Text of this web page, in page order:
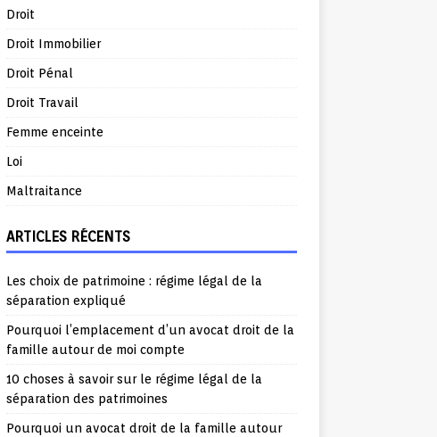
Droit
Droit Immobilier
Droit Pénal
Droit Travail
Femme enceinte
Loi
Maltraitance
ARTICLES RÉCENTS
Les choix de patrimoine : régime légal de la
séparation expliqué
Pourquoi l’emplacement d’un avocat droit de la
famille autour de moi compte
10 choses à savoir sur le régime légal de la
séparation des patrimoines
Pourquoi un avocat droit de la famille autour